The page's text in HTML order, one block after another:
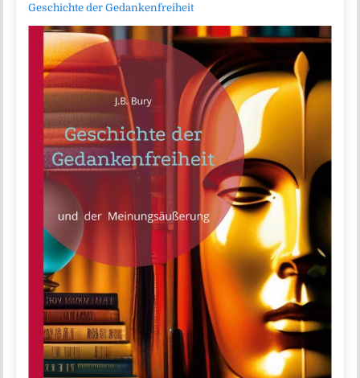
Geschichte der Gedankenfreiheit